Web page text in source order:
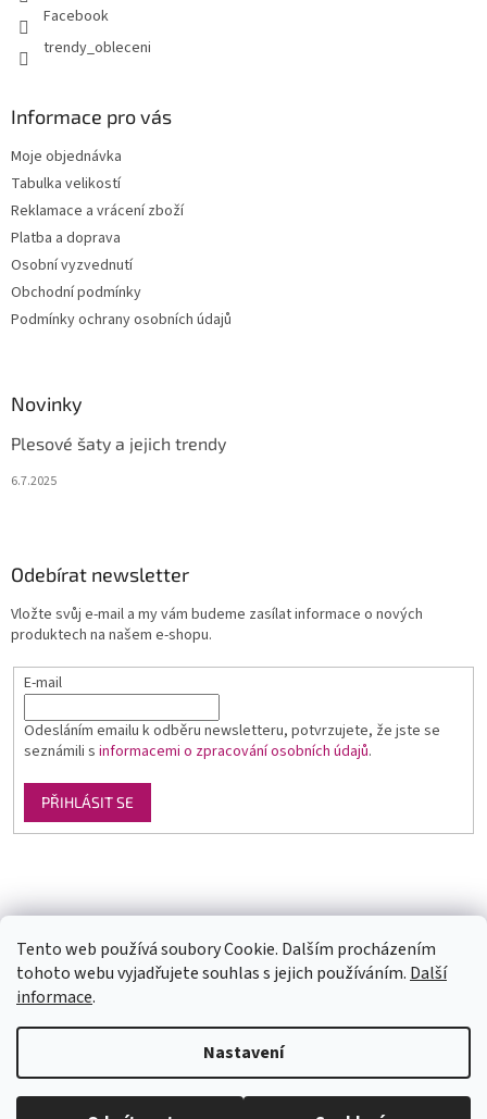
Tento web používá soubory Cookie. Dalším procházením
tohoto webu vyjadřujete souhlas s jejich používáním. Další
informace.
Nastavení
objednání). Velikosti neodpovídají českým, prosím měřte se. Pokud se
Vám některý model líbí a chtěli byste ho v jiné barvě, tak stačí do
vyhledávání zadat číslo modelu(třeba 1960) a všechny dostupné barvy
Facebook
trendy_obleceni
Informace pro vás
Moje objednávka
Tabulka velikostí
Reklamace a vrácení zboží
Platba a doprava
Osobní vyzvednutí
Obchodní podmínky
Podmínky ochrany osobních údajů
Novinky
Plesové šaty a jejich trendy
6.7.2025
Odebírat newsletter
Vložte svůj e-mail a my vám budeme zasílat informace o nových
produktech na našem e-shopu.
E-mail
Odesláním emailu k odběru newsletteru, potvrzujete, že jste se
seznámili s informacemi o zpracování osobních údajů.
PŘIHLÁSIT SE
Copyright 2026trendy-obleceni.cz. Všechna práva vyhrazena.